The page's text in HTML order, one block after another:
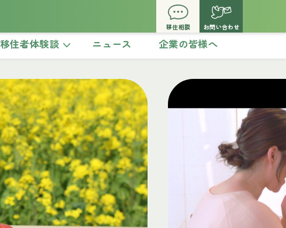
移住相談 お問い合わせ
移住者体験談 ニュース 企業の皆様へ